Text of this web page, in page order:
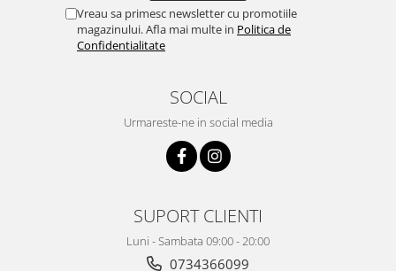
Vreau sa primesc newsletter cu promotiile
magazinului. Afla mai multe in Politica de
Confidentialitate
SOCIAL
Urmareste-ne in social media
SUPORT CLIENTI
Luni - Sambata 09:00 - 20:00
0734366099